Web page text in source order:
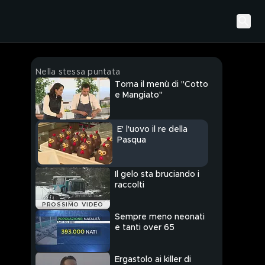
Nella stessa puntata
Torna il menù di "Cotto
e Mangiato"
E' l'uovo il re della
Pasqua
PROSSIMO VIDEO
Il gelo sta bruciando i
raccolti
Sempre meno neonati
e tanti over 65
Ergastolo ai killer di